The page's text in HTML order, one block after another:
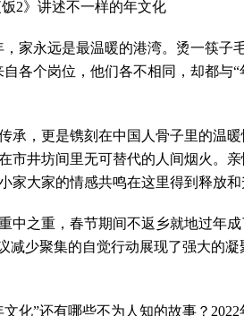
2》讲述不一样的年文化
永远是最温暖的港湾。烫一筷子
各个岗位，他们各不相同，却都与“
，更是镌刻在中国人骨子里的温暖
市井坊间里无可替代的人间烟火。
家大家的情感共鸣在这里得到释放和
之重，春节期间不返乡就地过年成
减少聚集的自觉行动展现了强大的凝
”还有哪些不为人知的故事？2022